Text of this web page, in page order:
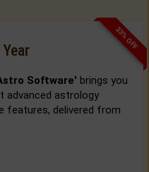
33% OFF
Software' brings you
advanced astrology
features, delivered from